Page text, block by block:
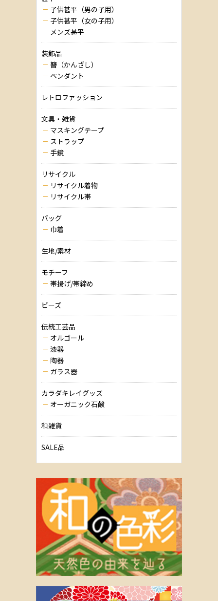
子供甚平（男の子用）
子供甚平（女の子用）
メンズ甚平
装飾品
簪（かんざし）
ペンダント
レトロファッション
文具・雑貨
マスキングテープ
ストラップ
手鏡
リサイクル
リサイクル着物
リサイクル帯
バッグ
巾着
生地/素材
モチーフ
帯揚げ/帯締め
ビーズ
伝統工芸品
オルゴール
漆器
陶器
ガラス器
カラダキレイグッズ
オーガニック石鹸
和雑貨
SALE品